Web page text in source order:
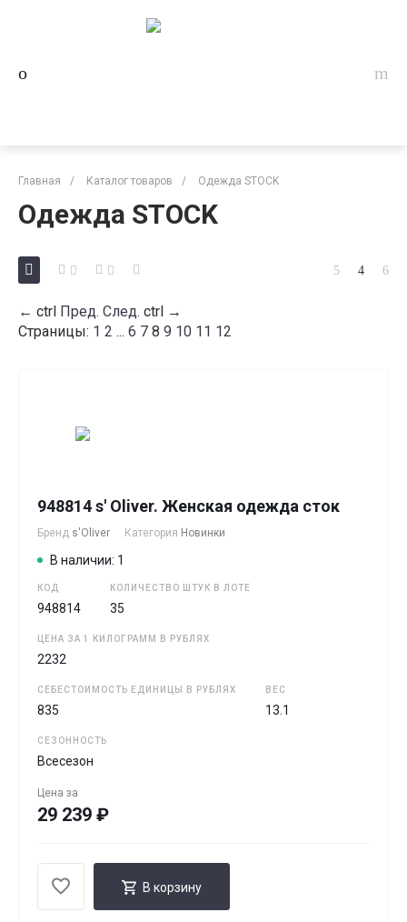
Главная / Каталог товаров / Одежда STOCK
Одежда STOCK
← ctrl Пред. След. ctrl →
Страницы: 1 2 ... 6 7 8 9 10 11 12
948814 s' Oliver. Женская одежда сток
Бренд s'Oliver Категория Новинки
В наличии: 1
КОД
948814
КОЛИЧЕСТВО ШТУК В ЛОТЕ
35
ЦЕНА ЗА 1 КИЛОГРАММ В РУБЛЯХ
2232
СЕБЕСТОИМОСТЬ ЕДИНИЦЫ В РУБЛЯХ
835
ВЕС
13.1
СЕЗОННОСТЬ
Всесезон
Цена за
29 239 ₽
В корзину